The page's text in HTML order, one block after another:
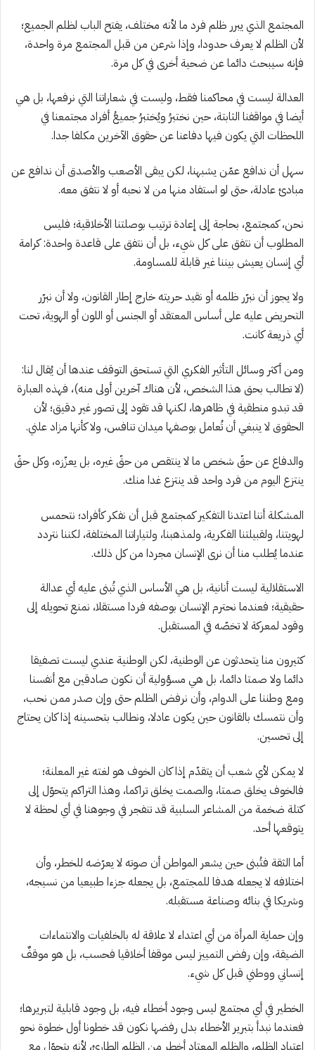
المجتمع الذي يبرر ظلم فرد ما لأنه مختلف، يفتح الباب لظلم الجميع؛
لأن الظلم لا يعرف حدودا، وإذا شرعن من قبل المجتمع مرة واحدة،
فإنه سيبحث دائما عن ضحية أخرى في كل مرة.
العدالة ليست في محاكمنا فقط، وليست في شعاراتنا التي نرفعها، بل هي
أيضا في مواقفنا الثابتة، حين نختبرُ ويُختبرُ جميعُ أفراد مجتمعنا في
اللحظات التي يكون فيها دفاعنا عن حقوق الآخرين مكلفا جدا.
سهل أن ندافع عمّن يشبهنا، لكن يبقى الأصعب والأصدق أن ندافع عن
مبادئ عادلة، حتى لو استفاد منها من لا نحبه أو لا نتفق معه.
نحن، كمجتمع، بحاجة إلى إعادة ترتيب بوصلتنا الأخلاقية؛ فليس
المطلوب أن نتفق على كل شيء، بل أن نتفق على قاعدة واحدة: كرامة
أي إنسان يعيش بيننا غير قابلة للمساومة.
ولا يجوز أن نبرّر ظلمه أو نقيد حريته خارج إطار القانون، ولا أن نبرّر
التحريض عليه على أساس المعتقد أو الجنس أو اللون أو الهوية، تحت
أي ذريعة كانت.
ومن أكثر وسائل التأثير الفكري التي تستحق التوقف عندها أن يُقال لنا:
(لا تطالب بحق هذا الشخص، لأن هناك آخرين أولى منه)، فهذه العبارة
قد تبدو منطقية في ظاهرها، لكنها قد تقود إلى تصور غير دقيق؛ لأن
الحقوق لا ينبغي أن تُعامل بوصفها ميدان تنافس، ولا كأنها مزاد علني.
والدفاع عن حقّ شخص ما لا ينتقص من حقّ غيره، بل يعزّزه، وكل حقّ
ينتزع اليوم من فرد واحد قد ينتزع غدا منك.
المشكلة أننا اعتدنا التفكير كمجتمع قبل أن نفكر كأفراد؛ نتحمس
لهويتنا، ولقبيلتنا الفكرية، ولمذهبنا، ولتياراتنا المختلفة، لكننا نتردد
عندما يُطلب منا أن نرى الإنسان مجردا من كل ذلك.
الاستقلالية ليست أنانية، بل هي الأساس الذي تُبنى عليه أي عدالة
حقيقية؛ فعندما نحترم الإنسان بوصفه فردا مستقلا، نمنع تحويله إلى
وقود لمعركة لا تخصّه في المستقبل.
كثيرون منا يتحدثون عن الوطنية، لكن الوطنية عندي ليست تصفيقا
دائما ولا صمتا دائما، بل هي مسؤولية أن نكون صادقين مع أنفسنا
ومع وطننا على الدوام، وأن نرفض الظلم حتى وإن صدر ممن نحب،
وأن نتمسك بالقانون حين يكون عادلا، ونطالب بتحسينه إذا كان يحتاج
إلى تحسين.
لا يمكن لأي شعب أن يتقدّم إذا كان الخوف هو لغته غير المعلنة؛
فالخوف يخلق صمتا، والصمت يخلق تراكما، وهذا التراكم يتحوّل إلى
كتلة ضخمة من المشاعر السلبية قد تنفجر في وجوهنا في أي لحظة لا
يتوقعها أحد.
أما الثقة فتُبنى حين يشعر المواطن أن صوته لا يعرّضه للخطر، وأن
اختلافه لا يجعله هدفا للمجتمع، بل يجعله جزءا طبيعيا من نسيجه،
وشريكا في بنائه وصناعة مستقبله.
وإن حماية المرأة من أي اعتداء لا علاقة له بالخلفيات والانتماءات
الضيقة، وإن رفض التمييز ليس موقفا أخلاقيا فحسب، بل هو موقفٌ
إنساني ووطني قبل كل شيء.
الخطير في أي مجتمع ليس وجود أخطاء فيه، بل وجود قابلية لتبريرها؛
فعندما نبدأ بتبرير الأخطاء بدل رفضها نكون قد خطونا أول خطوة نحو
اعتياد الظلم، والظلم المعتاد أخطر من الظلم الطارئ، لأنه يتحوّل مع